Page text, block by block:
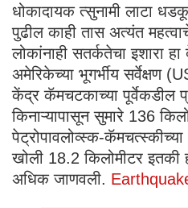
धोकादायक त्सुनामी लाटा
पुढील काही तास अत्यंत
लोकांनाही सतर्कतेचा इशारा
अमेरिकेच्या भूगर्भीय सर्वेक्षण
केंद्र कॅमचटकाच्या पूर्वेकडील
किनाऱ्यापासून सुमारे 136
पेट्रोपावलोव्स्क-
खोली 18.2 किलोमीटर इतकी
अधिक जाणवली.